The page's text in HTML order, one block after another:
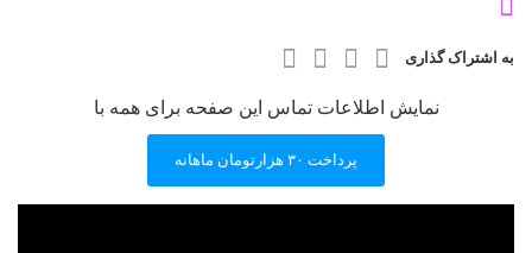
به اشتراک گذاری
نمایش اطلاعات تماس این صفحه برای همه با
پرداخت ۳۰ هزارتومان ماهانه